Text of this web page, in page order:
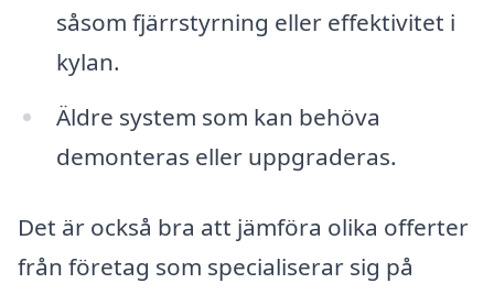
såsom fjärrstyrning eller effektivitet i
kylan.
Äldre system som kan behöva
demonteras eller uppgraderas.
Det är också bra att jämföra olika offerter
från företag som specialiserar sig på